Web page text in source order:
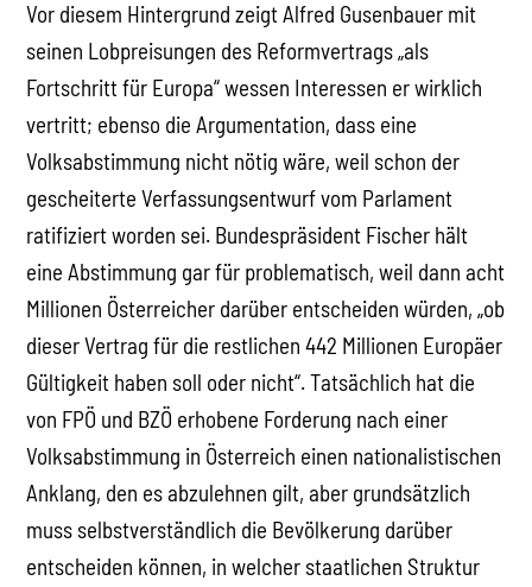
Vor diesem Hintergrund zeigt Alfred Gusenbauer mit
seinen Lobpreisungen des Reformvertrags „als
Fortschritt für Europa“ wessen Interessen er wirklich
vertritt; ebenso die Argumentation, dass eine
Volksabstimmung nicht nötig wäre, weil schon der
gescheiterte Verfassungsentwurf vom Parlament
ratifiziert worden sei. Bundespräsident Fischer hält
eine Abstimmung gar für problematisch, weil dann acht
Millionen Österreicher darüber entscheiden würden, „ob
dieser Vertrag für die restlichen 442 Millionen Europäer
Gültigkeit haben soll oder nicht“. Tatsächlich hat die
von FPÖ und BZÖ erhobene Forderung nach einer
Volksabstimmung in Österreich einen nationalistischen
Anklang, den es abzulehnen gilt, aber grundsätzlich
muss selbstverständlich die Bevölkerung darüber
entscheiden können, in welcher staatlichen Struktur